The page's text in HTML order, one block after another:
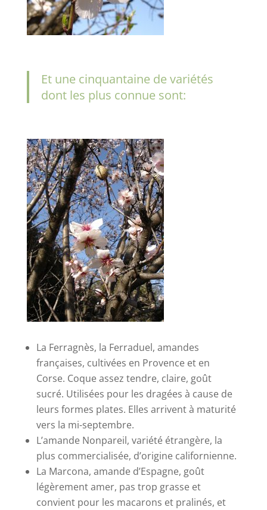
Et une cinquantaine de variétés
dont les plus connue sont:
La Ferragnès, la Ferraduel, amandes
françaises, cultivées en Provence et en
Corse. Coque assez tendre, claire, goût
sucré. Utilisées pour les dragées à cause de
leurs formes plates. Elles arrivent à maturité
vers la mi-septembre.
L’amande Nonpareil, variété étrangère, la
plus commercialisée, d’origine californienne.
La Marcona, amande d’Espagne, goût
légèrement amer, pas trop grasse et
convient pour les macarons et pralinés, et